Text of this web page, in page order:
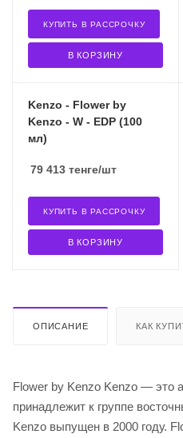
В КОРЗИНУ
КУПИТЬ В РАССРОЧКУ
Kenzo - Flower by
Kenzo - W - EDP (100
мл)
79 413 тенге/шт
В КОРЗИНУ
КУПИТЬ В РАССРОЧКУ
ОПИСАНИЕ КАК
Flower by Kenzo Kenzo — это
принадлежит к группе
Kenzo выпущен в 2000 году.